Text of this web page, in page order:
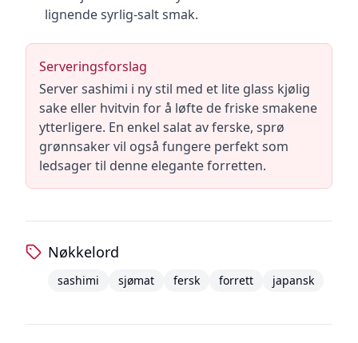
lignende syrlig-salt smak.
Serveringsforslag
Server sashimi i ny stil med et lite glass kjølig
sake eller hvitvin for å løfte de friske smakene
ytterligere. En enkel salat av ferske, sprø
grønnsaker vil også fungere perfekt som
ledsager til denne elegante forretten.
Nøkkelord
sashimi sjømat fersk forrett japansk